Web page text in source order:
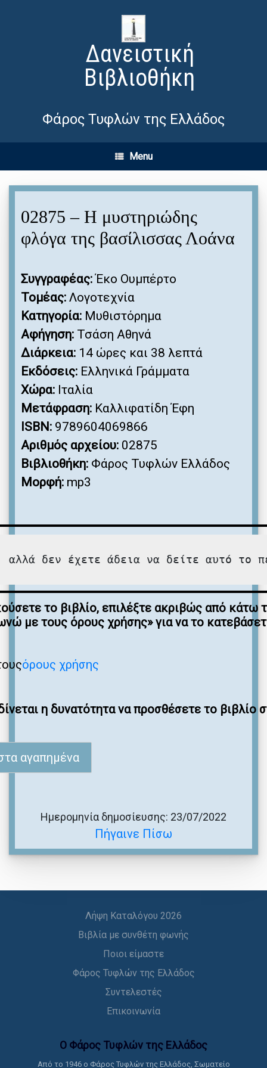
Δανειστική
Βιβλιοθήκη
Φάρος Τυφλών της Ελλάδος
Menu
02875 – Η μυστηριώδης
φλόγα της βασίλισσας Λοάνα
Συγγραφέας:Έκο Ουμπέρτο
Τομέας: Λογοτεχνία
Κατηγορία: Μυθιστόρημα
Αφήγηση: Τσάση Αθηνά
Διάρκεια: 14 ώρες και 38 λεπτά
Εκδόσεις: Ελληνικά Γράμματα
Χώρα: Ιταλία
Μετάφραση: Καλλιφατίδη Έφη
ISBN: 9789604069866
Αριθμός αρχείου: 02875
Βιβλιοθήκη: Φάρος Τυφλών Ελλάδος
Μορφή: mp3
αλλά δεν έχετε άδεια να δείτε αυτό το
το βιβλίο, επιλέξτε ακριβώς από κάτω
με τους όρους χρήσης» για να το
όρους χρήσης
η δυνατότητα να προσθέσετε το βιβλίο
αγαπημένα
Πήγαινε Πίσω
Ημερομηνία δημοσίευσης: 23/07/2022
Λήψη Καταλόγου 2026
Βιβλία με συνθέτη φωνής
Ποιοι είμαστε
Φάρος Τυφλών της Ελλάδος
Συντελεστές
Επικοινωνία
Ο Φάρος Τυφλών της Ελλάδoς
Από το 1946 ο Φάρος Τυφλών της Ελλάδος, Σωματείο